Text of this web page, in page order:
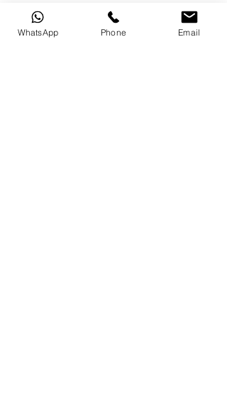
Amitābha, also Amida or Amitāyus, is
a celestial buddha according to the
WhatsApp Phone Email